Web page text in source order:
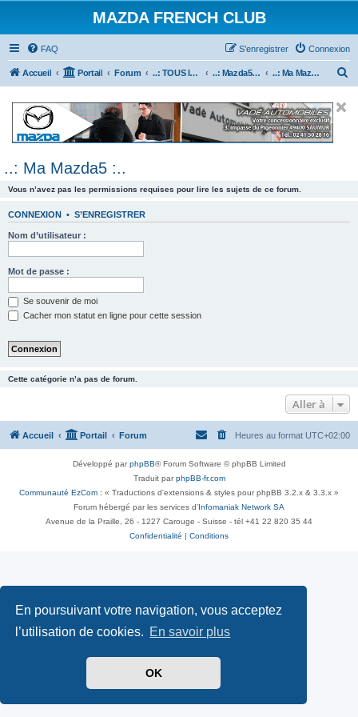
En poursuivant votre navigation, vous acceptez
l’utilisation de cookies. En savoir plus
OK
MAZDA FRENCH CLUB
FAQ Connexion
S’enregistrer
Accueil Portail Forum ..: TOUS les Véhicules MAZDA :.. ..: Mazda5 :.. ..: Ma Mazda5 :..
e
..: Ma Mazda5 :..
Vous n’avez pas les permissions requises pour lire les sujets de ce forum.
CONNEXION • S’ENREGISTRER
Nom d’utilisateur :
Mot de passe :
Se souvenir de moi
Cacher mon statut en ligne pour cette session
Cette catégorie n’a pas de forum.
Aller à
Accueil Portail Forum Heures au format UTC+02:00
Développé parphpBB® Forum Software © phpBB Limited
Traduit parphpBB-fr.com
Communauté EzCom : « Traductions d'extensions & styles pour phpBB 3.2.x & 3.3.x »
Forum hébergé par les services d’ Infomaniak Network SA
Avenue de la Praille, 26 - 1227 Carouge - Suisse - tél +41 22 820 35 44
Confidentialité
Conditions